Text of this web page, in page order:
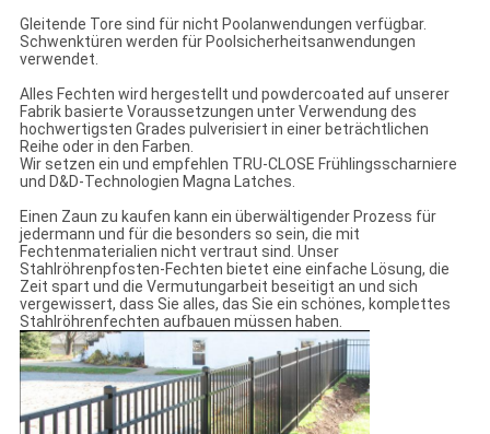
Gleitende Tore sind für nicht Poolanwendungen verfügbar.
Schwenktüren werden für Poolsicherheitsanwendungen
verwendet.
Alles Fechten wird hergestellt und powdercoated auf unserer
Fabrik basierte Voraussetzungen unter Verwendung des
hochwertigsten Grades pulverisiert in einer beträchtlichen
Reihe oder in den Farben.
Wir setzen ein und empfehlen TRU-CLOSE Frühlingsscharniere
und D&D-Technologien Magna Latches.
Einen Zaun zu kaufen kann ein überwältigender Prozess für
jedermann und für die besonders so sein, die mit
Fechtenmaterialien nicht vertraut sind. Unser
Stahlröhrenpfosten-Fechten bietet eine einfache Lösung, die
Zeit spart und die Vermutungarbeit beseitigt an und sich
vergewissert, dass Sie alles, das Sie ein schönes, komplettes
Stahlröhrenfechten aufbauen müssen haben.